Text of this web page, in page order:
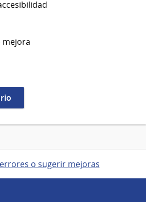
mejora
o sugerir mejoras